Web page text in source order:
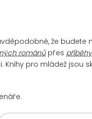
že budete
románůpřes
Knihy pro mládež jsou